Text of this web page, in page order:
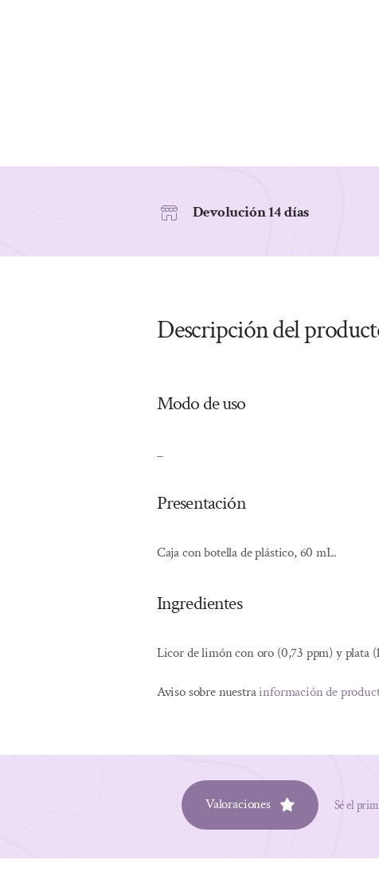
Devolución 14 días
Descripción del
Modo de uso
_
Presentación
Caja con botella de plástico, 60 mL.
Ingredientes
Licor de limón con oro (0,73 ppm) y plata
Aviso sobre nuestrainformación de
Valoraciones Sé el